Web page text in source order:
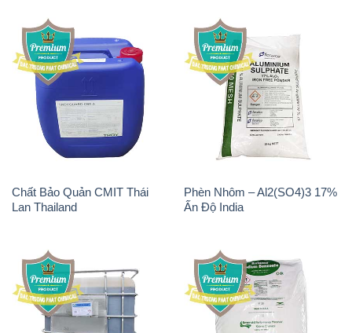
Chất Bảo Quản CMIT Thái
Lan Thailand
Phèn Nhôm – Al2(SO4)3 17%
Ấn Độ India